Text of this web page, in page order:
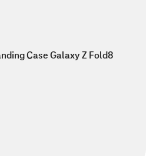
Case Galaxy Z Fold8